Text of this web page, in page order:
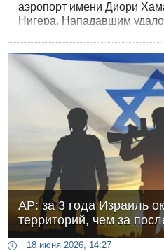
аэропорт имени Диори
Нигера. Нападавшим
взрывов. По словам
раздались около шести
районе центрального
действия продолжались
АР: за 3 года Израиль
территорий, чем за
18 июня 2026, 14:27